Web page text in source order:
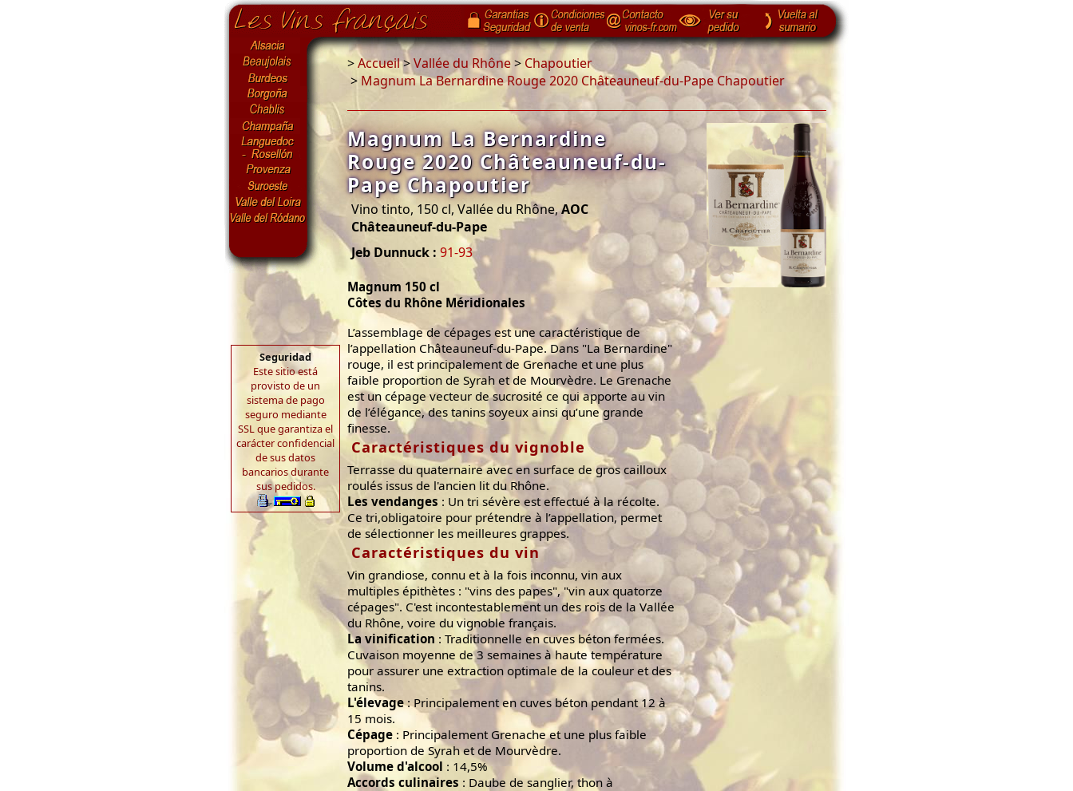
Seguridad
Este sitio está
provisto de un
sistema de pago
seguro mediante
SSL que garantiza el
carácter confidencial
de sus datos
bancarios durante
sus pedidos.
>Accueil>Vallée du Rhône> Chapoutier
> Magnum La Bernardine Rouge 2020 Châteauneuf-du-Pape Chapoutier
Magnum La Bernardine
Rouge 2020 Châteauneuf-du-
Pape Chapoutier
Vino tinto, 150 cl, Vallée du Rhône,AOC
Châteauneuf-du-Pape
Jeb Dunnuck : 91-93
Magnum 150 cl
Côtes du Rhône Méridionales
L’assemblage de cépages est une caractéristique de
l’appellation Châteauneuf-du-Pape. Dans "La Bernardine"
rouge, il est principalement de Grenache et une plus
faible proportion de Syrah et de Mourvèdre. Le Grenache
est un cépage vecteur de sucrosité ce qui apporte au vin
de l’élégance, des tanins soyeux ainsi qu’une grande
finesse.
Caractéristiques du vignoble
Terrasse du quaternaire avec en surface de gros cailloux
roulés issus de l'ancien lit du Rhône.
Les vendanges : Un tri sévère est effectué à la récolte.
Ce tri,obligatoire pour prétendre à l’appellation, permet
de sélectionner les meilleures grappes.
Caractéristiques du vin
Vin grandiose, connu et à la fois inconnu, vin aux
multiples épithètes : "vins des papes", "vin aux quatorze
cépages". C'est incontestablement un des rois de la Vallée
du Rhône, voire du vignoble français.
La vinification : Traditionnelle en cuves béton fermées.
Cuvaison moyenne de 3 semaines à haute température
pour assurer une extraction optimale de la couleur et des
tanins.
L'élevage: Principalement en cuves béton pendant 12 à
15 mois.
Cépage : Principalement Grenache et une plus faible
proportion de Syrah et de Mourvèdre.
Volume d'alcool : 14,5%
Accords culinaires : Daube de sanglier, thon à